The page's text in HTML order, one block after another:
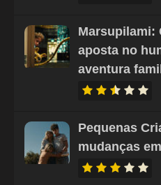
Marsupilami:
aposta no
aventura
Pequenas
mudanças